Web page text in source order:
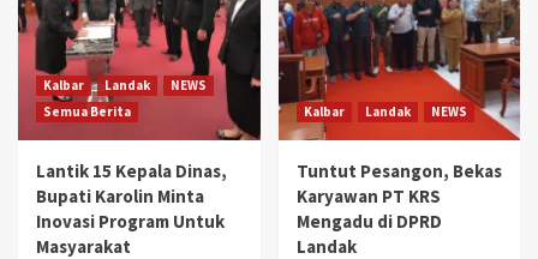
Kalbar Landak
NEWS
Semua Berita
Lantik 15 Kepala Dinas,
Bupati Karolin Minta
Inovasi Program Untuk
Masyarakat
Kalbar Landak NEWS
Tuntut Pesangon, Bekas
Karyawan PT KRS
Mengadu di DPRD
Landak